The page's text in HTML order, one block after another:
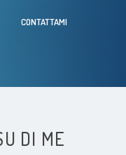
CONTATTAMI
DI ME